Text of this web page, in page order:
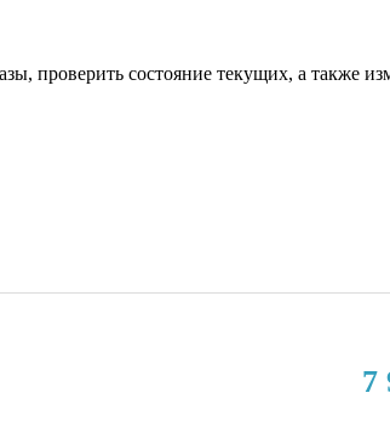
проверить состояние текущих, а также
7